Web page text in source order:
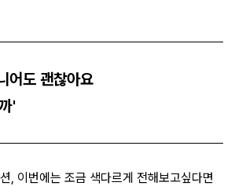
어도 괜찮아요
'
, 이번에는 조금 색다르게 전해보고싶다면